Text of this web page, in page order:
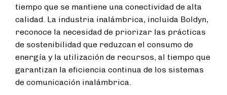
tiempo que se mantiene una conectividad de alta
calidad. La industria inalámbrica, incluida Boldyn,
reconoce la necesidad de priorizar las prácticas
de sostenibilidad que reduzcan el consumo de
energía y la utilización de recursos, al tiempo que
garantizan la eficiencia continua de los sistemas
de comunicación inalámbrica.